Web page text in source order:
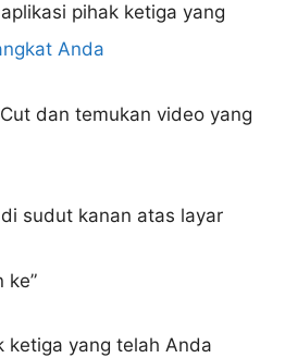
pihak ketiga yang
Anda
dan temukan video yang
sudut kanan atas layar
ke”
ketiga yang telah Anda